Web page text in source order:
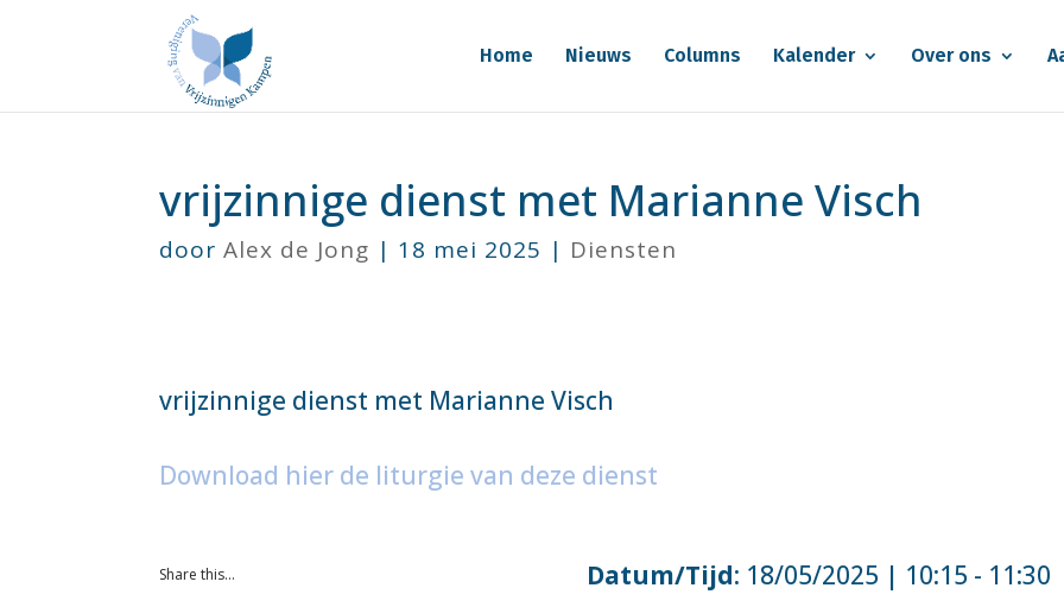
Home Nieuws Columns Kalender Over ons
vrijzinnige dienst met Marianne Visch
doorAlex de Jong | 18 mei 2025 | Diensten
vrijzinnige dienst met Marianne Visch
Download hier de liturgie van deze dienst
Share this… Datum/Tijd: 18/05/2025 | 10:15 - 11:30